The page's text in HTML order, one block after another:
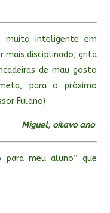
muito inteligente em
mais disciplinado, grita
de mau gosto
para o próximo
Fulano)
Miguel, oitavo ano
para meu aluno” que